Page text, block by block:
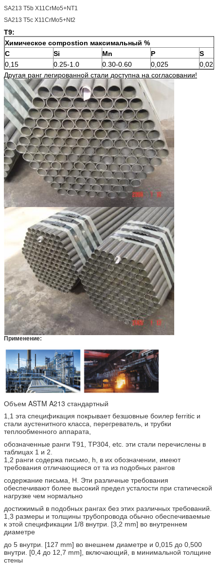
SA213 T5b X11CrMo5+NT1
SA213 T5c X11CrMo5+Nt2
T9:
Химическое compostion максимальный %
C
Si Mn P
S
0,15
0.25-1.0 0.30-0.60 0,025
0,025
Другая ранг легированной стали доступна на согласовании!
Применение:
Объем ASTM A213 стандартный
1,1 эта спецификация покрывает безшовные боилер ferritic и
стали аустенитного класса, перегреватель, и трубки
теплообменного аппарата,
обозначенные ранги T91, TP304, etc. эти стали перечислены в
таблицах 1 и 2.
1,2 ранги содержа письмо, h, в их обозначении, имеют
требования отличающиеся от та из подобных рангов
содержание письма, H. Эти различные требования
обеспечивают более высокий предел усталости при статической
нагрузке чем нормально
достижимый в подобных рангах без этих различных требований.
1,3 размеры и толщины трубопровода обычно обеспечиваемые
к этой спецификации 1/8 внутри. [3,2 mm] во внутреннем
диаметре
до 5 внутри. [127 mm] во внешнем диаметре и 0,015 до 0,500
внутри. [0,4 до 12,7 mm], включающий, в минимальной толщине
стены